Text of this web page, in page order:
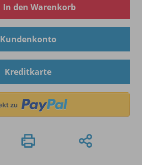
In den Warenkorb
Kundenkonto
Kreditkarte